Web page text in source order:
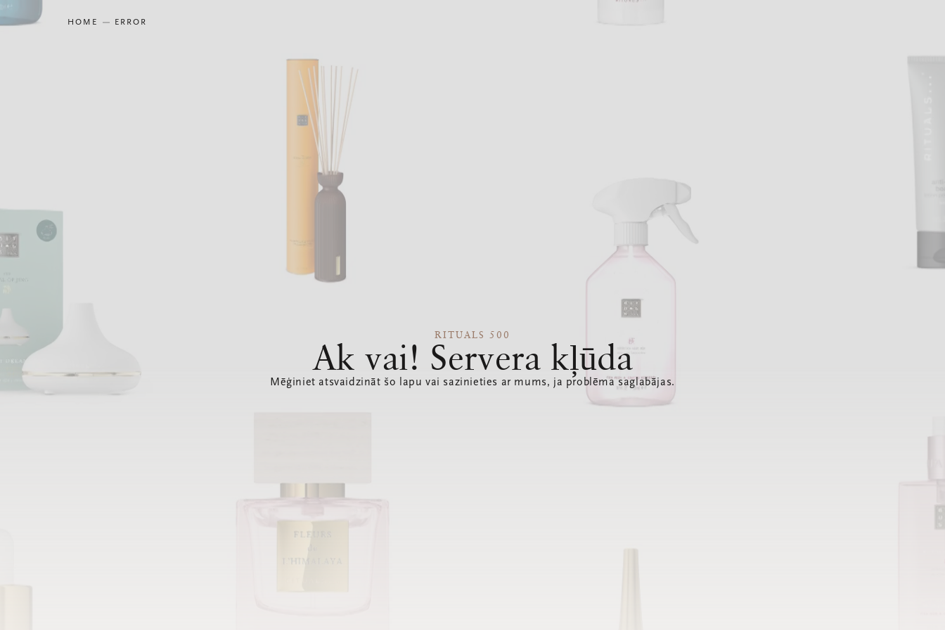
HOME ERROR
RITUALS 500
Ak vai! Servera kļūda
Mēģiniet atsvaidzināt šo lapu vai sazinieties ar mums, ja problēma saglabājas.